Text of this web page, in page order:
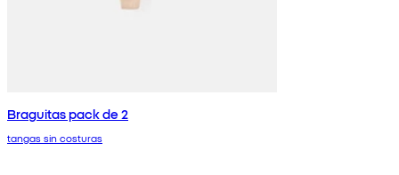
Braguitas pack de 2
tangas sin costuras